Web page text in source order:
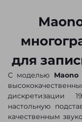
для
С моделью Maono
настольную
качественным